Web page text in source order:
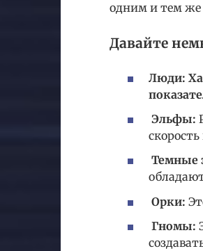
одним и тем же
Давайте
Люди:
Эльфы:
Темные
Орки:
Гномы: